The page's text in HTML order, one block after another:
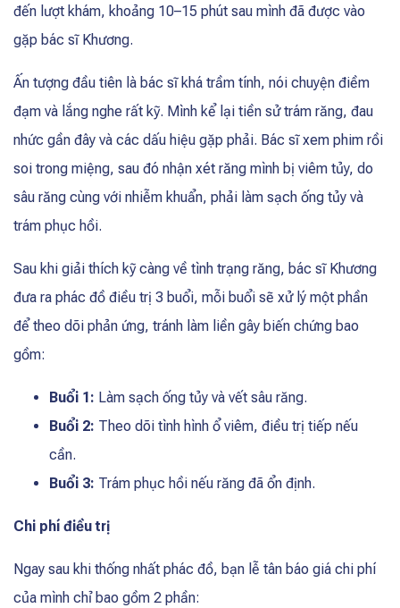
đến lượt khám, khoảng 10–15 phút sau mình đã được vào
gặp bác sĩ Khương.
Ấn tượng đầu tiên là bác sĩ khá trầm tính, nói chuyện điềm
đạm và lắng nghe rất kỹ. Mình kể lại tiền sử trám răng, đau
nhức gần đây và các dấu hiệu gặp phải. Bác sĩ xem phim rồi
soi trong miệng, sau đó nhận xét răng mình bị viêm tủy, do
sâu răng cùng với nhiễm khuẩn, phải làm sạch ống tủy và
trám phục hồi.
Sau khi giải thích kỹ càng về tình trạng răng, bác sĩ Khương
đưa ra phác đồ điều trị 3 buổi, mỗi buổi sẽ xử lý một phần
để theo dõi phản ứng, tránh làm liền gây biến chứng bao
gồm:
Buổi 1: Làm sạch ống tủy và vết sâu răng.
Buổi 2: Theo dõi tình hình ổ viêm, điều trị tiếp nếu
cần.
Buổi 3: Trám phục hồi nếu răng đã ổn định.
Chi phí điều trị
Ngay sau khi thống nhất phác đồ, bạn lễ tân báo giá chi phí
của mình chỉ bao gồm 2 phần: